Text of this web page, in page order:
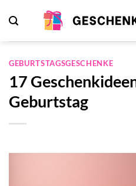
Inhalt
springen
GEBURTSTAGSGESCHENKE
17
Geburtstag